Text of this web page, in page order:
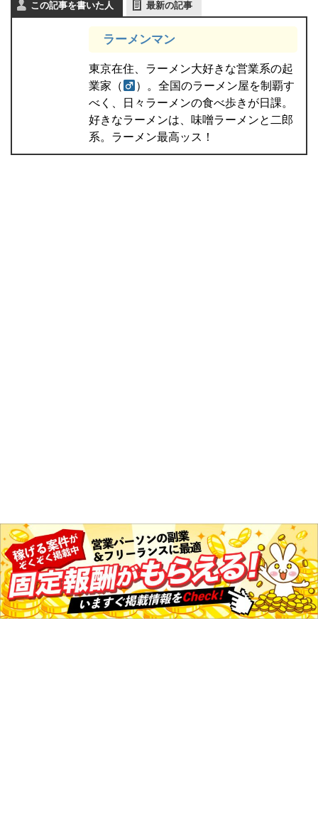
この記事を書いた人 最新の記事
ラーメンマン
東京在住、ラーメン大好きな営業系の起
業家（
）。全国のラーメン屋を制覇す
べく、日々ラーメンの食べ歩きが日課。
好きなラーメンは、味噌ラーメンと二郎
系。ラーメン最高ッス！